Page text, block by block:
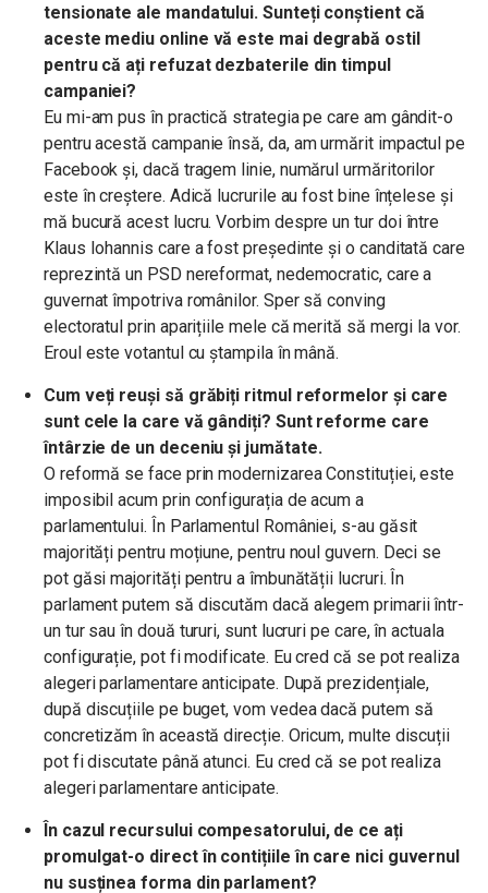
tensionate ale mandatului. Sunteți conștient că
aceste mediu online vă este mai degrabă ostil
pentru că ați refuzat dezbaterile din timpul
campaniei?
Eu mi-am pus în practică strategia pe care am gândit-o
pentru acestă campanie însă, da, am urmărit impactul pe
Facebook și, dacă tragem linie, numărul urmăritorilor
este în creștere. Adică lucrurile au fost bine înțelese și
mă bucură acest lucru. Vorbim despre un tur doi între
Klaus Iohannis care a fost președinte și o canditată care
reprezintă un PSD nereformat, nedemocratic, care a
guvernat împotriva românilor. Sper să conving
electoratul prin aparițiile mele că merită să mergi la vor.
Eroul este votantul cu ștampila în mână.
Cum veți reuși să grăbiți ritmul reformelor și care
sunt cele la care vă gândiți? Sunt reforme care
întârzie de un deceniu și jumătate.
O reformă se face prin modernizarea Constituției, este
imposibil acum prin configurația de acum a
parlamentului. În Parlamentul României, s-au găsit
majorități pentru moțiune, pentru noul guvern. Deci se
pot găsi majorități pentru a îmbunătății lucruri. În
parlament putem să discutăm dacă alegem primarii într-
un tur sau în două tururi, sunt lucruri pe care, în actuala
configurație, pot fi modificate. Eu cred că se pot realiza
alegeri parlamentare anticipate. După prezidențiale,
după discuțiile pe buget, vom vedea dacă putem să
concretizăm în această direcție. Oricum, multe discuții
pot fi discutate până atunci. Eu cred că se pot realiza
alegeri parlamentare anticipate.
În cazul recursului compesatorului, de ce ați
promulgat-o direct în contițiile în care nici guvernul
nu susținea forma din parlament?